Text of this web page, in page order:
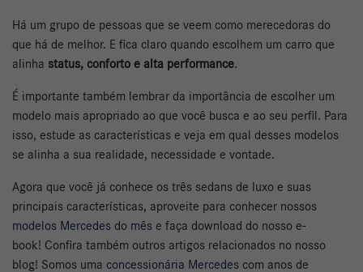
Há um grupo de pessoas que se veem como merecedoras do
que há de melhor. E fica claro quando escolhem um carro que
alinha status, conforto e alta performance.
É importante também lembrar da importância de escolher um
modelo mais apropriado ao que você busca e ao seu perfil. Para
isso, estude as características e veja em qual desses modelos
se alinha a sua realidade, necessidade e vontade.
Agora que você já conhece os três sedans de luxo e suas
principais características, aproveite para conhecer nossos
modelos Mercedes do mês e faça download do nosso e-
book! Confira também outros artigos relacionados no nosso
blog! Somos uma concessionária Mercedes com anos de